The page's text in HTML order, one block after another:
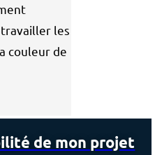
les
couleur de
de mon projet